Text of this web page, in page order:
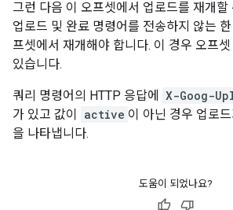
그런 다음 이 오프셋에서 업로드를 재개할
업로드 및 완료 명령어를 전송하지 않는
프셋에서 재개해야 합니다. 이 경우 오프
있습니다.
쿼리 명령어의 HTTP 응답에 X-Goog-
가 있고 값이
active 이 아닌 경우 업로
을 나타냅니다.
도움이 되었나요?